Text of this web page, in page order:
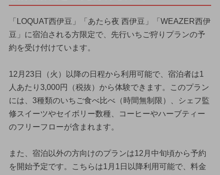
「LOQUAT西伊豆」「あたら夜 西伊豆」「WEAZER西伊
豆」に宿泊される方限定で、先行いちご狩りプランの予
約を受け付けています。
12月23日（火）以降の日程から利用可能で、宿泊者は1
人あたり3,000円（税抜）から体験できます。このプラン
には、3種類のいちご食べ比べ（時間無制限）、シェフ監
修スイーツやセイボリー数種、コーヒーやハーブティー
のフリーフローが含まれます。
また、宿泊以外の方向けのプランは12月中旬頃から予約
を開始予定です。こちらは1月1日以降利用可能で、料金